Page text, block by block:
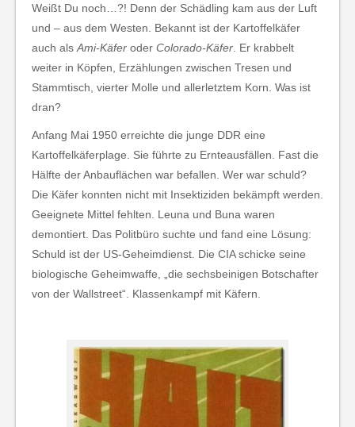
Weißt Du noch…?! Denn der Schädling kam aus der Luft
und – aus dem Westen. Bekannt ist der Kartoffelkäfer
auch als Ami-Käfer oder Colorado-Käfer . Er krabbelt
weiter in Köpfen, Erzählungen zwischen Tresen und
Stammtisch, vierter Molle und allerletztem Korn. Was ist
dran?
Anfang Mai 1950 erreichte die junge DDR eine
Kartoffelkäferplage. Sie führte zu Ernteausfällen. Fast die
Hälfte der Anbauflächen war befallen. Wer war schuld?
Die Käfer konnten nicht mit Insektiziden bekämpft werden.
Geeignete Mittel fehlten. Leuna und Buna waren
demontiert. Das Politbüro suchte und fand eine Lösung:
Schuld ist der US-Geheimdienst. Die CIA schicke seine
biologische Geheimwaffe, „die sechsbeinigen Botschafter
von der Wallstreet“. Klassenkampf mit Käfern.